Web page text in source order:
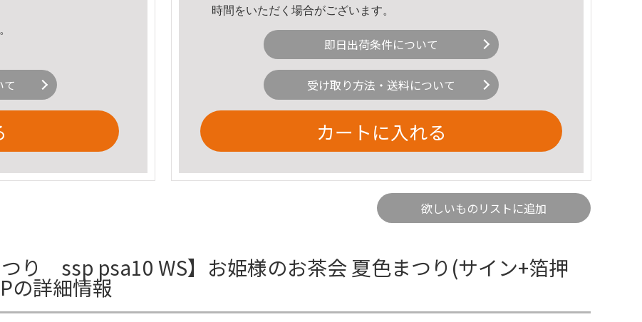
て
時間をいただく場合がございます。
即日出荷条件について
受け取り方法・送料について
カートに入れる
欲しいものリストに追加
り ssp psa10 WS】お姫様のお茶会 夏色まつり(サイン+箔押
の詳細情報